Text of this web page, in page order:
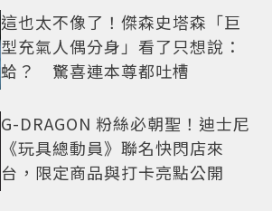
這也太不像了！傑森史塔森「巨
型充氣人偶分身」看了只想說：
蛤？ 驚喜連本尊都吐槽
G-DRAGON 粉絲必朝聖！迪士尼
《玩具總動員》聯名快閃店來
台，限定商品與打卡亮點公開